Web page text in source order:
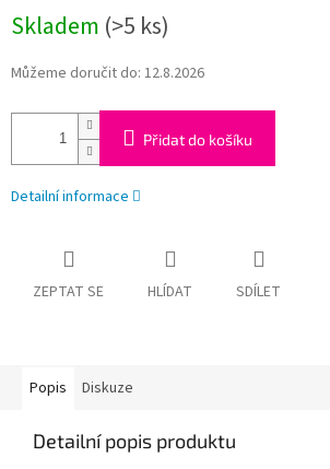
cena:
Skladem (>5 ks)
Můžeme doručit do: 12.8.2026
Přidat do košíku
Detailní informace
ZEPTAT SE HLÍDAT SDÍLET
Popis Diskuze
Detailní popis produktu